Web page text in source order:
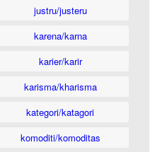
justru/justeru
karena/karna
karier/karir
karisma/kharisma
kategori/katagori
komoditi/komoditas